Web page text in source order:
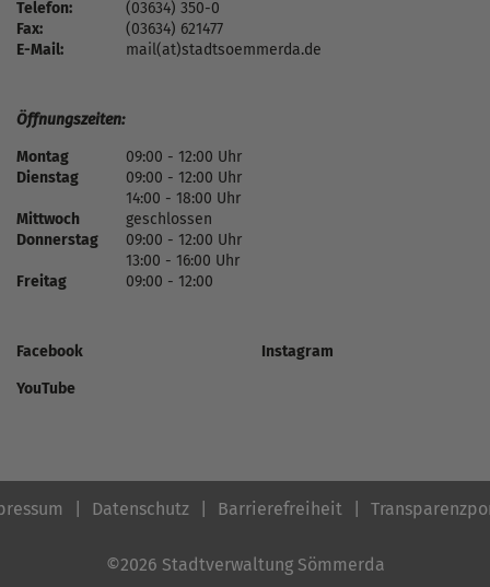
Telefon:
(03634) 350-0
Fax:
(03634) 621477
E-Mail:
mail(at)stadtsoemmerda.de
Öffnungszeiten:
Montag
09:00 - 12:00 Uhr
Dienstag
09:00 - 12:00 Uhr
14:00 - 18:00 Uhr
Mittwoch
geschlossen
Donnerstag
09:00 - 12:00 Uhr
13:00 - 16:00 Uhr
Freitag
09:00 - 12:00
Facebook
Instagram
YouTube
Datenschutz Barrierefreiheit
©2026 Stadtverwaltung Sömmerda